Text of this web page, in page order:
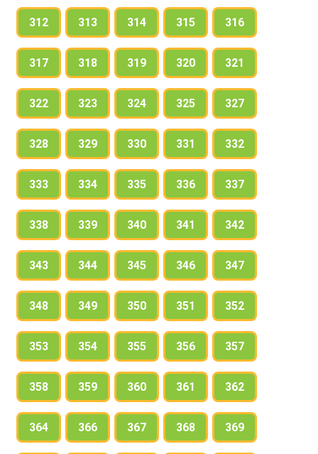
312 313 314 315 316
317 318 319 320 321
322 323 324 325 327
328 329 330 331 332
333 334 335 336 337
338 339 340 341 342
343 344 345 346 347
348 349 350 351 352
353 354 355 356 357
358 359 360 361 362
364 366 367 368 369